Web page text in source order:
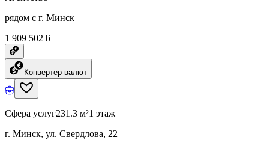
рядом с г. Минск
1 909 502 ƃ
Конвертер валют
Сфера услуг231.3 м²1 этаж
г. Минск, ул. Свердлова, 22